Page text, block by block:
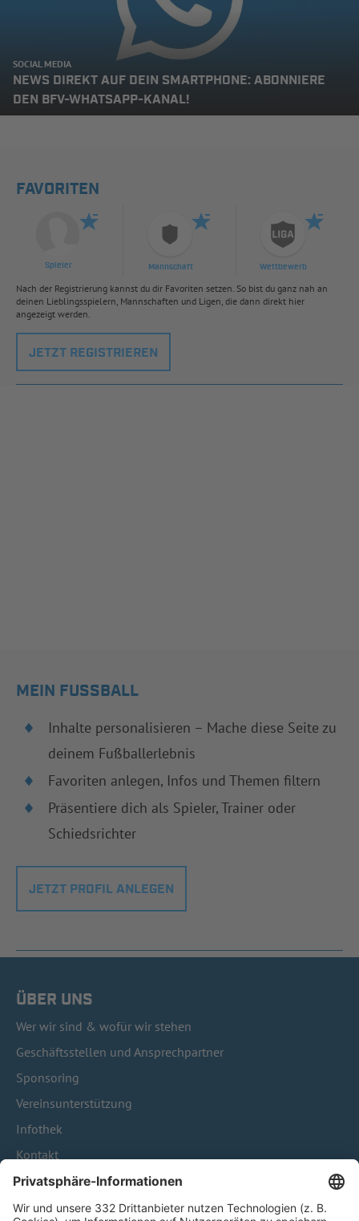
SOCIAL MEDIA
NEWS DIREKT AUF DEIN SMARTPHONE: ABONNIERE
DEN BFV-WHATSAPP-KANAL!
FAVORITEN
Spieler Mannschaft Wettbewerb
Nach der Registrierung kannst du dir Favoriten setzen. So bist du ganz nah an
deinen Lieblingsspielern, Mannschaften und Ligen, die dann direkt hier
angezeigt werden.
JETZT REGISTRIEREN
MEIN FUSSBALL
Inhalte personalisieren – Mache diese Seite zu
deinem Fußballerlebnis
Favoriten anlegen, Infos und Themen filtern
Präsentiere dich als Spieler, Trainer oder
Schiedsrichter
JETZT PROFIL ANLEGEN
ÜBER UNS
Wer wir sind & wofür wir stehen
Geschäftsstellen und Ansprechpartner
Sponsoring
Vereinsunterstützung
Infothek
Kontakt
HÄUFIG BESUCHTE SEITEN